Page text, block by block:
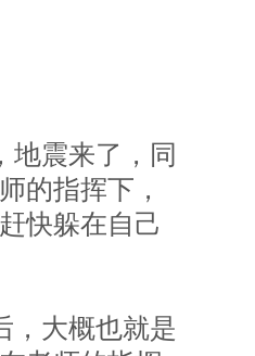
地震来了，同
的指挥下，
快躲在自己
，大概也就是